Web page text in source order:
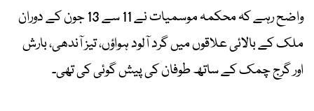
واضح رہے کہ محکمہ موسمیات نے 11 سے 13 جون کے دوران
ملک کے بالائی علاقوں میں گرد آلود ہواؤں، تیز آندھی، بارش
اور گرج چمک کے ساتھ طوفان کی پیش گوئی کی تھی۔